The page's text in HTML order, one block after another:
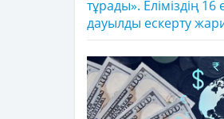
тұрады». Еліміздің 16
дауылды ескерту